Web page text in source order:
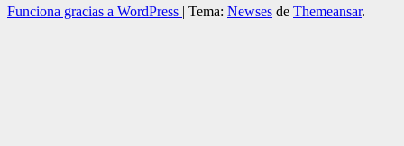
Funciona gracias a WordPress | Tema: Newses de Themeansar.